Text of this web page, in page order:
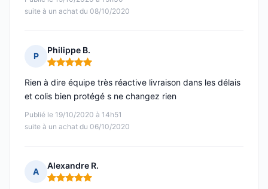
suite à un achat du 08/10/2020
P
Philippe B.
Note : 5 sur 5
Publié le 19/10/2020 à 14h51
suite à un achat du 06/10/2020
Rien à dire équipe très réactive livraison dans les délais
et colis bien protégé s ne changez rien
A
Alexandre R.
Note : 5 sur 5